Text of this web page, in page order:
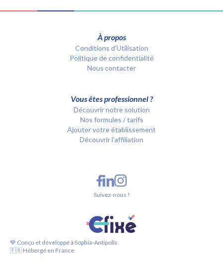
À propos
Conditions d’Utilisation
Politique de confidentialité
Nous contacter
Vous êtes professionnel ?
Découvrir notre solution
Nos formules / tarifs
Ajouter votre établissement
Découvrir l'affiliation
💙 Conçu et développé à Sophia-Antipolis
🇫🇷 Hébergé en France
Suivez-nous !